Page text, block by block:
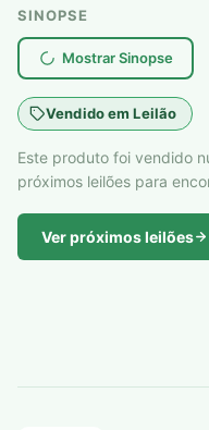
SINOPSE
Mostrar Sinopse
Vendido em Leilão
Este produto foi vendido
próximos leilões para
Ver próximos leilões